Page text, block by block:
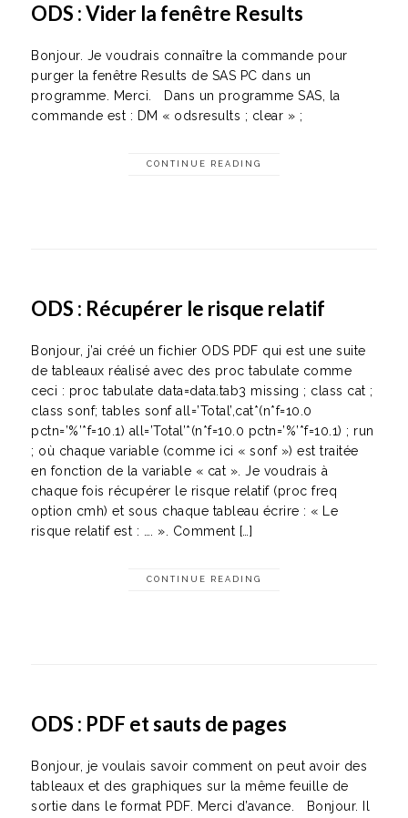
ODS : Vider la fenêtre Results
Bonjour. Je voudrais connaître la commande pour
purger la fenêtre Results de SAS PC dans un
programme. Merci. Dans un programme SAS, la
commande est : DM « odsresults ; clear » ;
CONTINUE READING
ODS : Récupérer le risque relatif
Bonjour, j’ai créé un fichier ODS PDF qui est une suite
de tableaux réalisé avec des proc tabulate comme
ceci : proc tabulate data=data.tab3 missing ; class cat ;
class sonf; tables sonf all=’Total’,cat*(n*f=10.0
pctn=’%’*f=10.1) all=’Total’*(n*f=10.0 pctn=’%’*f=10.1) ; run
; où chaque variable (comme ici « sonf ») est traitée
en fonction de la variable « cat ». Je voudrais à
chaque fois récupérer le risque relatif (proc freq
option cmh) et sous chaque tableau écrire : « Le
risque relatif est : …. ». Comment […]
CONTINUE READING
ODS : PDF et sauts de pages
Bonjour, je voulais savoir comment on peut avoir des
tableaux et des graphiques sur la même feuille de
sortie dans le format PDF. Merci d’avance. Bonjour. Il